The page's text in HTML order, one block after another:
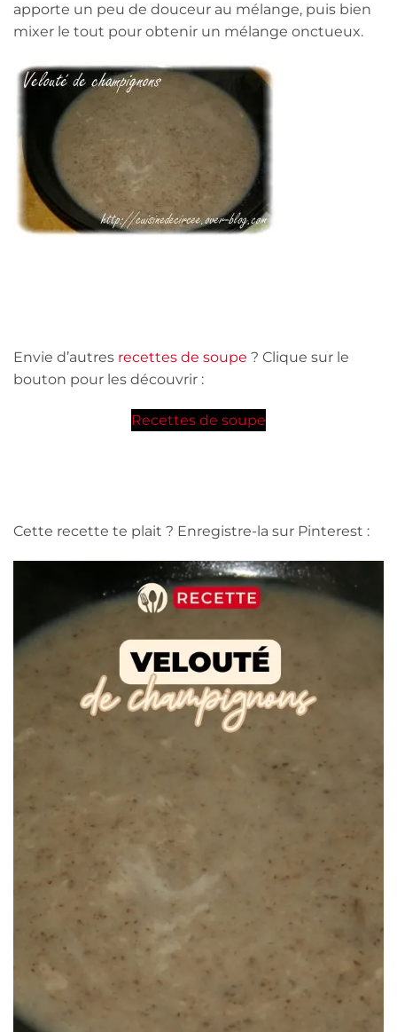
apporte un peu de douceur au mélange, puis bien
mixer le tout pour obtenir un mélange onctueux.
Envie d’autres recettes de soupe ? Clique sur le
bouton pour les découvrir :
Recettes de soupe
Cette recette te plait ? Enregistre-la sur Pinterest :